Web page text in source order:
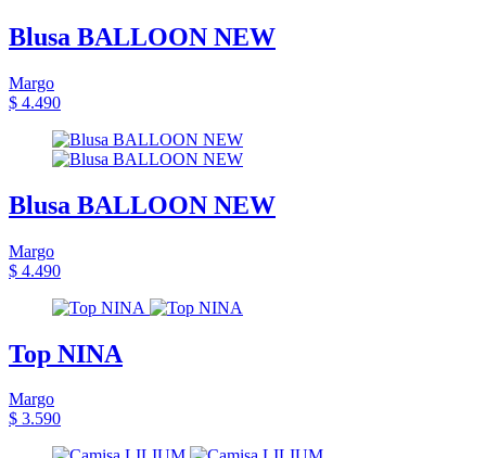
Blusa BALLOON NEW
Margo
$ 4.490
Blusa BALLOON NEW
Margo
$ 4.490
Top NINA
Margo
$ 3.590